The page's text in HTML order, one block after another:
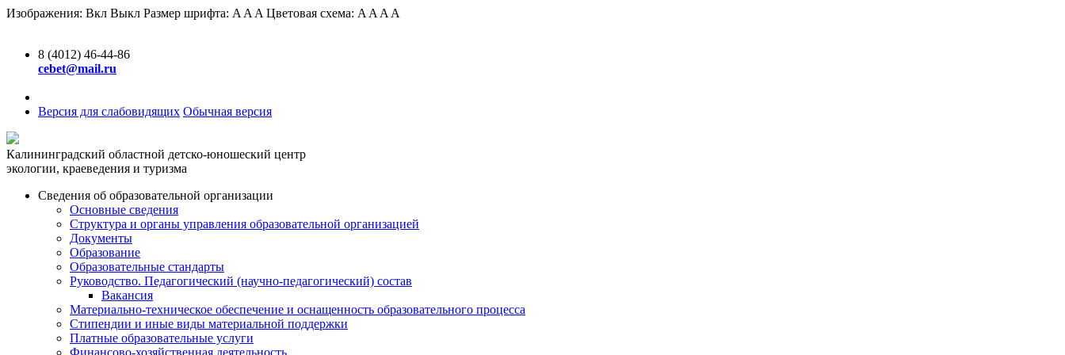
Изображения: Вкл Выкл Размер шрифта: A A A Цветовая схема: A A A A
8 (4012) 46-44-86
cebet@mail.ru
Версия для слабовидящих Обычная версия
Калининградский областной детско-юношеский центр
экологии, краеведения и туризма
Сведения об образовательной организации
Основные сведения
Структура и органы управления образовательной организацией
Документы
Образование
Образовательные стандарты
Руководство. Педагогический (научно-педагогический) состав
Вакансия
Материально-техническое обеспечение и оснащенность образовательного процесса
Стипендии и иные виды материальной поддержки
Платные образовательные услуги
Финансово-хозяйственная деятельность